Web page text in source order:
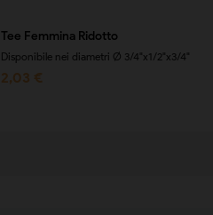
Tee Femmina Ridotto
Disponibile nei diametri Ø 3/4"x1/2"x3/4"
2,03 €